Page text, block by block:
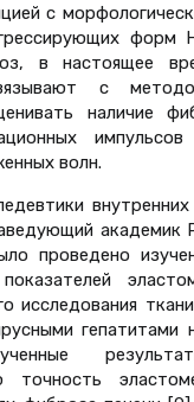
с
форм
в настоящее
с
наличие
волн.
проведено
исследования
гепатитами
точность